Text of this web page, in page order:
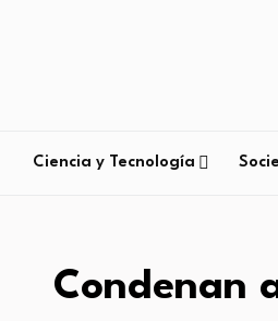
Ciencia y Tecnología
Condenan